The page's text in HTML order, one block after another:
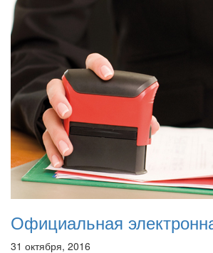
Официальная
31 октября, 2016